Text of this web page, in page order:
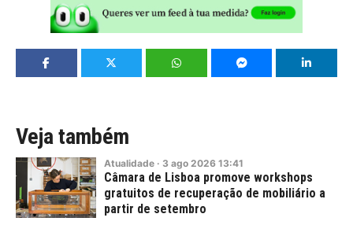
Veja também
Atualidade · 3 ago 2026 13:41
Câmara de Lisboa promove workshops
gratuitos de recuperação de mobiliário a
partir de setembro